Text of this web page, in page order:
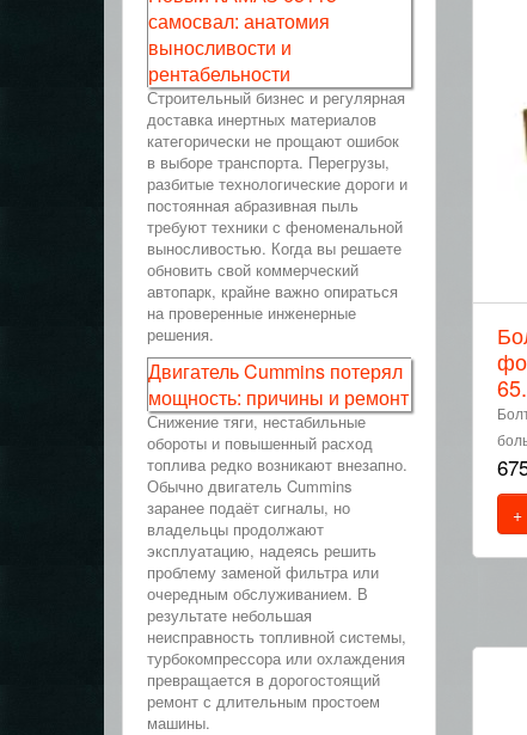
+
самосвал: анатомия
выносливости и
рентабельности
Строительный бизнес и регулярная
доставка инертных материалов
категорически не прощают ошибок
в выборе транспорта. Перегрузы,
разбитые технологические дороги и
постоянная абразивная пыль
требуют техники с феноменальной
выносливостью. Когда вы решаете
обновить свой коммерческий
автопарк, крайне важно опираться
на проверенные инженерные
решения.
Двигатель Cummins потерял
мощность: причины и ремонт
Снижение тяги, нестабильные
обороты и повышенный расход
топлива редко возникают внезапно.
Обычно двигатель Cummins
заранее подаёт сигналы, но
владельцы продолжают
эксплуатацию, надеясь решить
проблему заменой фильтра или
очередным обслуживанием. В
результате небольшая
неисправность топливной системы,
турбокомпрессора или охлаждения
превращается в дорогостоящий
ремонт с длительным простоем
машины.